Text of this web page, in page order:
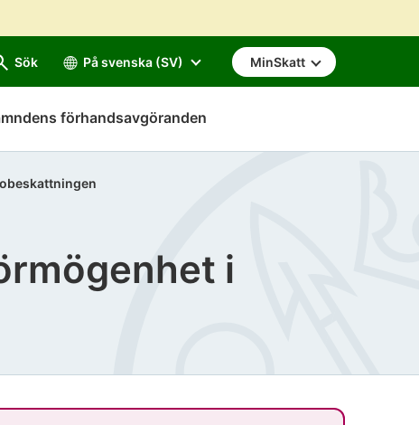
Sök På svenska (SV) MinSkatt
förhandsavgöranden
i